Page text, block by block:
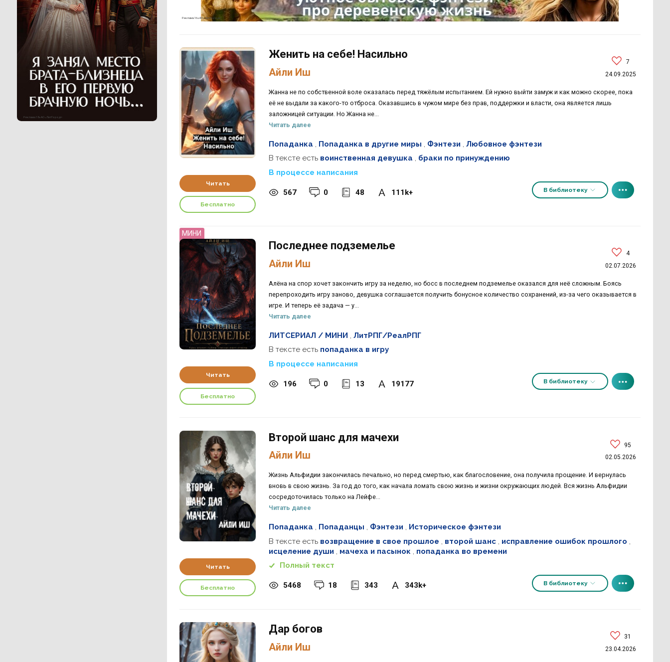
Реклама 18+ АО «ЛитГород»
Реклама 16+ АО «ЛитГород»
Читать
Бесплатно
Женить на себе! Насильно
Айли Иш
7
24.09.2025
Жанна не по собственной воле оказалась перед тяжёлым испытанием. Ей нужно выйти замуж и как можно скорее, пока
её не выдали за какого-то отброса. Оказавшись в чужом мире без прав, поддержки и власти, она является лишь
заложницей ситуации. Но Жанна не...
Читать далее
Попаданка Попаданка в другие миры Фэнтези
Любовное фэнтези
В тексте есть воинственная девушка , браки по принуждению
В процессе написания
567 0 48 111k+ В библиотеку
МИНИ
Читать
Бесплатно
Последнее подземелье
Айли Иш
4
02.07.2026
Алёна на спор хочет закончить игру за неделю, но босс в последнем подземелье оказался для неё сложным. Боясь
перепроходить игру заново, девушка соглашается получить бонусное количество сохранений, из-за чего оказывается в
игре. И теперь её задача — у...
Читать далее
ЛИТСЕРИАЛ / МИНИ , ЛитРПГ/РеалРПГ
В тексте есть попаданка в игру
В процессе написания
196 0 13 19177 В библиотеку
Читать
Бесплатно
Второй шанс для мачехи
Айли Иш
95
02.05.2026
Жизнь Альфидии закончилась печально, но перед смертью, как благословение, она получила прощение. И вернулась
вновь в свою жизнь. За год до того, как начала ломать свою жизнь и жизни окружающих людей. Вся жизнь Альфидии
сосредоточилась только на Лейфе...
Читать далее
Попаданка , Попаданцы , Фэнтези , Историческое фэнтези
В тексте есть возвращение в свое прошлое , второй шанс, исправление ошибок прошлого ,
исцеление души , мачеха и пасынок , попаданка во времени
Полный текст
5468 18 343 343k+ В библиотеку
Дар богов
Айли Иш
31
23.04.2026